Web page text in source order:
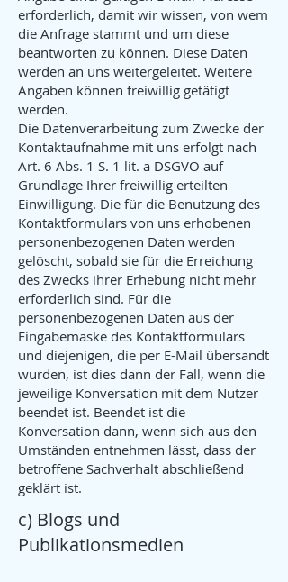
erforderlich, damit wir wissen, von wem
die Anfrage stammt und um diese
beantworten zu können. Diese Daten
werden an uns weitergeleitet. Weitere
Angaben können freiwillig getätigt
werden.
Die Datenverarbeitung zum Zwecke der
Kontaktaufnahme mit uns erfolgt nach
Art. 6 Abs. 1 S. 1 lit. a DSGVO auf
Grundlage Ihrer freiwillig erteilten
Einwilligung. Die für die Benutzung des
Kontaktformulars von uns erhobenen
personenbezogenen Daten werden
gelöscht, sobald sie für die Erreichung
des Zwecks ihrer Erhebung nicht mehr
erforderlich sind. Für die
personenbezogenen Daten aus der
Eingabemaske des Kontaktformulars
und diejenigen, die per E-Mail übersandt
wurden, ist dies dann der Fall, wenn die
jeweilige Konversation mit dem Nutzer
beendet ist. Beendet ist die
Konversation dann, wenn sich aus den
Umständen entnehmen lässt, dass der
betroffene Sachverhalt abschließend
geklärt ist.
c) Blogs und
Publikationsmedien